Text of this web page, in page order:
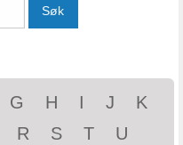
Søk
G H I J
K
R S T
U